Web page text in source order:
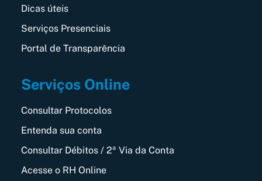
Dicas úteis
Serviços Presenciais
Portal de Transparência
Serviços Online
Consultar Protocolos
Entenda sua conta
Consultar Débitos / 2ª Via da Conta
Acesse o RH Online